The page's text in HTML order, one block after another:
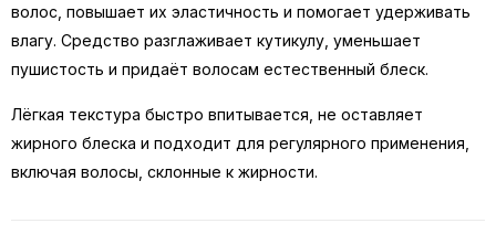
волос, повышает их эластичность и помогает удерживать
влагу. Средство разглаживает кутикулу, уменьшает
пушистость и придаёт волосам естественный блеск.
Лёгкая текстура быстро впитывается, не оставляет
жирного блеска и подходит для регулярного применения,
включая волосы, склонные к жирности.